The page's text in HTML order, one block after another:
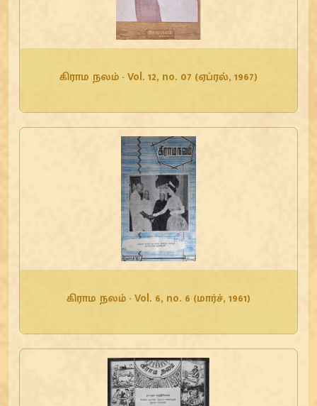
கிராம நலம் - Vol. 12, no. 07 (ஏப்ரல், 1967)
கிராம நலம் - Vol. 6, no. 6 (மார்ச், 1961)